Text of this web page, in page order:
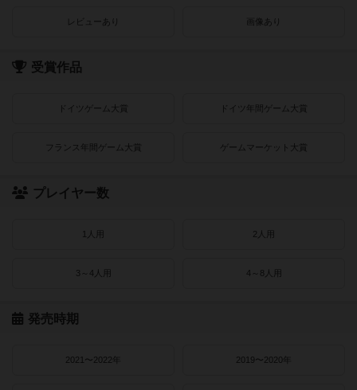
レビューあり 画像あり
受賞作品
ドイツゲーム大賞 ドイツ年間ゲーム大賞
フランス年間ゲーム大賞 ゲームマーケット大賞
プレイヤー数
1人用 2人用
3～4人用 4～8人用
発売時期
2021〜2022年 2019〜2020年